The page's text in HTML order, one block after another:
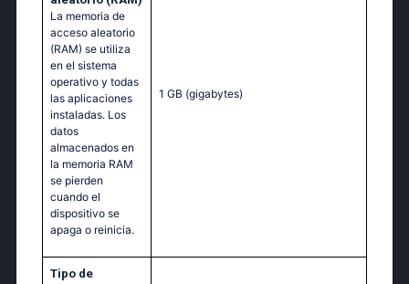
La memoria de
acceso aleatorio
(RAM) se utiliza
en el sistema
operativo y todas
las aplicaciones
instaladas. Los
datos
almacenados en
la memoria RAM
se pierden
cuando el
dispositivo se
apaga o reinicia.
1 GB (gigabytes)
Tipo de